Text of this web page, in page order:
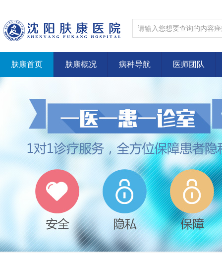
肤康首页 肤康概况 病种导航 医师团队